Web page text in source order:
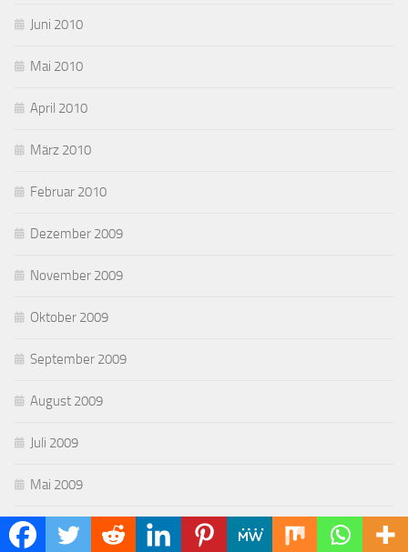
Juni 2010
Mai 2010
April 2010
März 2010
Februar 2010
Dezember 2009
November 2009
Oktober 2009
September 2009
August 2009
Juli 2009
Mai 2009
April 2009